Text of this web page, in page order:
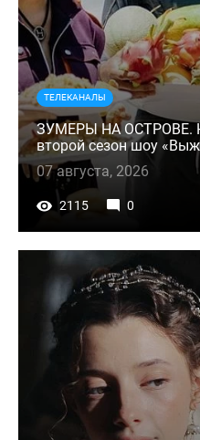
ТЕЛЕКАНАЛЫ
ЗУМЕРЫ НА ОСТРОВЕ.
второй сезон шоу
07 августа, 2026
2115 0